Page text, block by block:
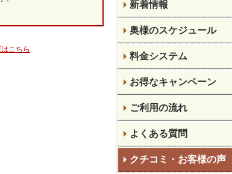
こちら
新着情報
奥様のスケジュール
料金システム
お得なキャンペーン
ご利用の流れ
よくある質問
クチコミ・お客様の声